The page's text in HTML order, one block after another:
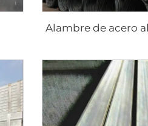
Alambre de acero